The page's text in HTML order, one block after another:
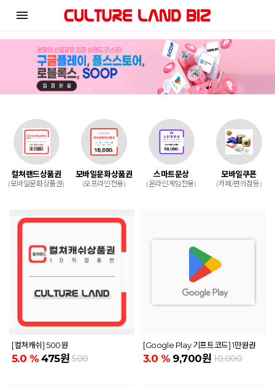
menu
컬쳐랜드상품권
(모바일문화상품권)
모바일문화상품권
(오프라인전용)
스마트문상
(온라인게임전용)
모바일쿠폰
(카페/편의점등)
[컬쳐캐쉬] 500원
5.0 % 475원 500
[Google Play 기프트코드] 1만원권
3.0 % 9,700원 10,000